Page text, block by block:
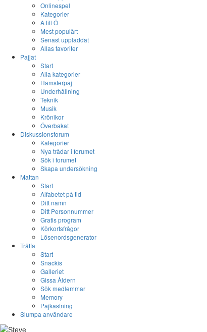
Onlinespel
Kategorier
A till Ö
Mest populärt
Senast uppladdat
Allas favoriter
Pajjat
Start
Alla kategorier
Hamsterpaj
Underhållning
Teknik
Musik
Krönikor
Överbakat
Diskussionsforum
Kategorier
Nya trådar i forumet
Sök i forumet
Skapa undersökning
Mattan
Start
Alfabetet på tid
Ditt namn
Ditt Personnummer
Gratis program
Körkortsfrågor
Lösenordsgenerator
Träffa
Start
Snackis
Galleriet
Gissa Åldern
Sök medlemmar
Memory
Pajkastning
Slumpa användare